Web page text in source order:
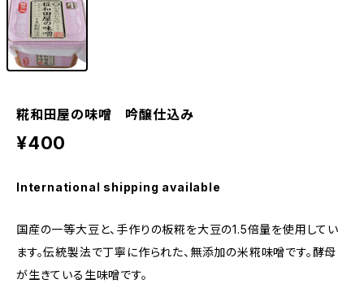
糀和田屋の味噌 吟醸仕込み
¥400
International shipping available
国産の一等大豆と、手作りの板糀を大豆の1.5倍量を使用してい
ます。伝統製法で丁寧に作られた、無添加の米糀味噌です。酵母
が生きている生味噌です。